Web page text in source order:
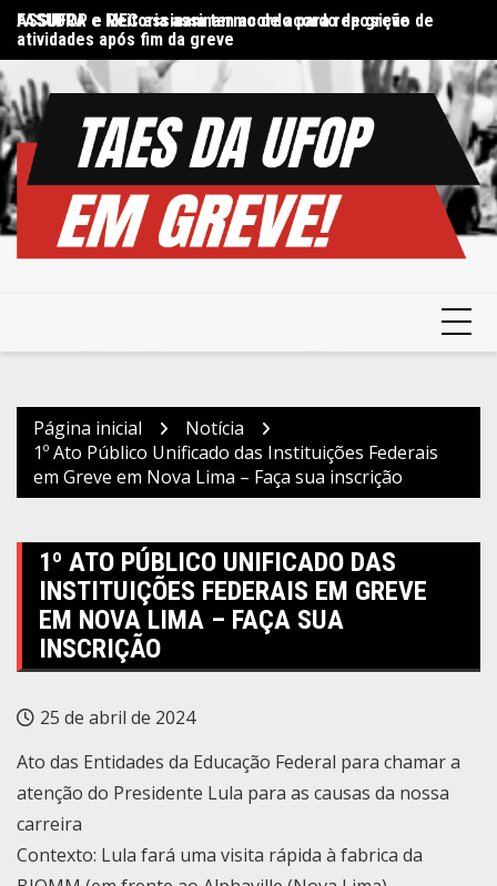
para
o
conteúdo
FASUBRA e MEC assinam termo de acordo de greve
ASSUFOP e Reitoria assinam acordo para reposição de
atividades após fim da greve
Página inicial
Notícia
1º Ato Público Unificado das Instituições Federais
em Greve em Nova Lima – Faça sua inscrição
1º ATO PÚBLICO UNIFICADO DAS
INSTITUIÇÕES FEDERAIS EM GREVE
EM NOVA LIMA – FAÇA SUA
INSCRIÇÃO
25 de abril de 2024
Ato das Entidades da Educação Federal para chamar a
atenção do Presidente Lula para as causas da nossa
carreira
Contexto: Lula fará uma visita rápida à fabrica da